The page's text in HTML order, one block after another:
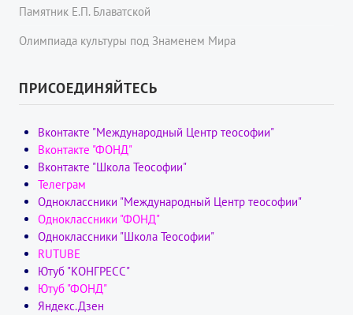
Памятник Е.П. Блаватской
Олимпиада культуры под Знаменем Мира
ПРИСОЕДИНЯЙТЕСЬ
Вконтакте "Международный Центр теософии"
Вконтакте "ФОНД"
Вконтакте "Школа Теософии"
Телеграм
Одноклассники "Международный Центр теософии"
Одноклассники "ФОНД"
Одноклассники "Школа Теософии"
RUTUBE
Ютуб "КОНГРЕСС"
Ютуб "ФОНД"
Яндекс.Дзен